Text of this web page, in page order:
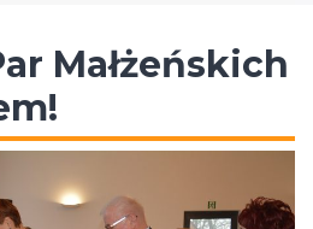
Małżeńskich